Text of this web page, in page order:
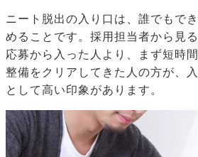
ニート脱出の入り口は、誰でもで
めることです。採用担当者から見
応募から入った人より、まず短時
整備をクリアしてきた人の方が、
として高い印象があります。